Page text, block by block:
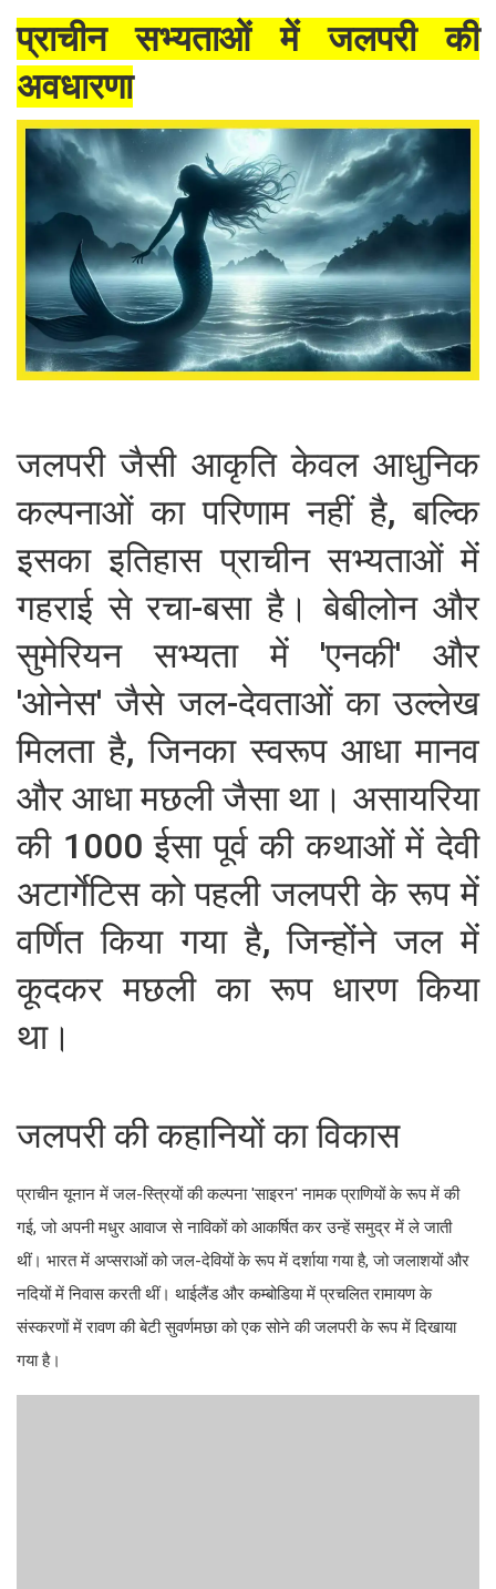
प्राचीन सभ्यताओं में जलपरी की
अवधारणा
जलपरी जैसी आकृति केवल आधुनिक
कल्पनाओं का परिणाम नहीं है, बल्कि
इसका इतिहास प्राचीन सभ्यताओं में
गहराई से रचा-बसा है। बेबीलोन और
सुमेरियन सभ्यता में 'एनकी' और
'ओनेस' जैसे जल-देवताओं का उल्लेख
मिलता है, जिनका स्वरूप आधा मानव
और आधा मछली जैसा था। असायरिया
की 1000 ईसा पूर्व की कथाओं में देवी
अटार्गेटिस को पहली जलपरी के रूप में
वर्णित किया गया है, जिन्होंने जल में
कूदकर मछली का रूप धारण किया
था।
जलपरी की कहानियों का विकास
प्राचीन यूनान में जल-स्त्रियों की कल्पना 'साइरन' नामक प्राणियों के रूप में की
गई, जो अपनी मधुर आवाज से नाविकों को आकर्षित कर उन्हें समुद्र में ले जाती
थीं। भारत में अप्सराओं को जल-देवियों के रूप में दर्शाया गया है, जो जलाशयों और
नदियों में निवास करती थीं। थाईलैंड और कम्बोडिया में प्रचलित रामायण के
संस्करणों में रावण की बेटी सुवर्णमछा को एक सोने की जलपरी के रूप में दिखाया
गया है।